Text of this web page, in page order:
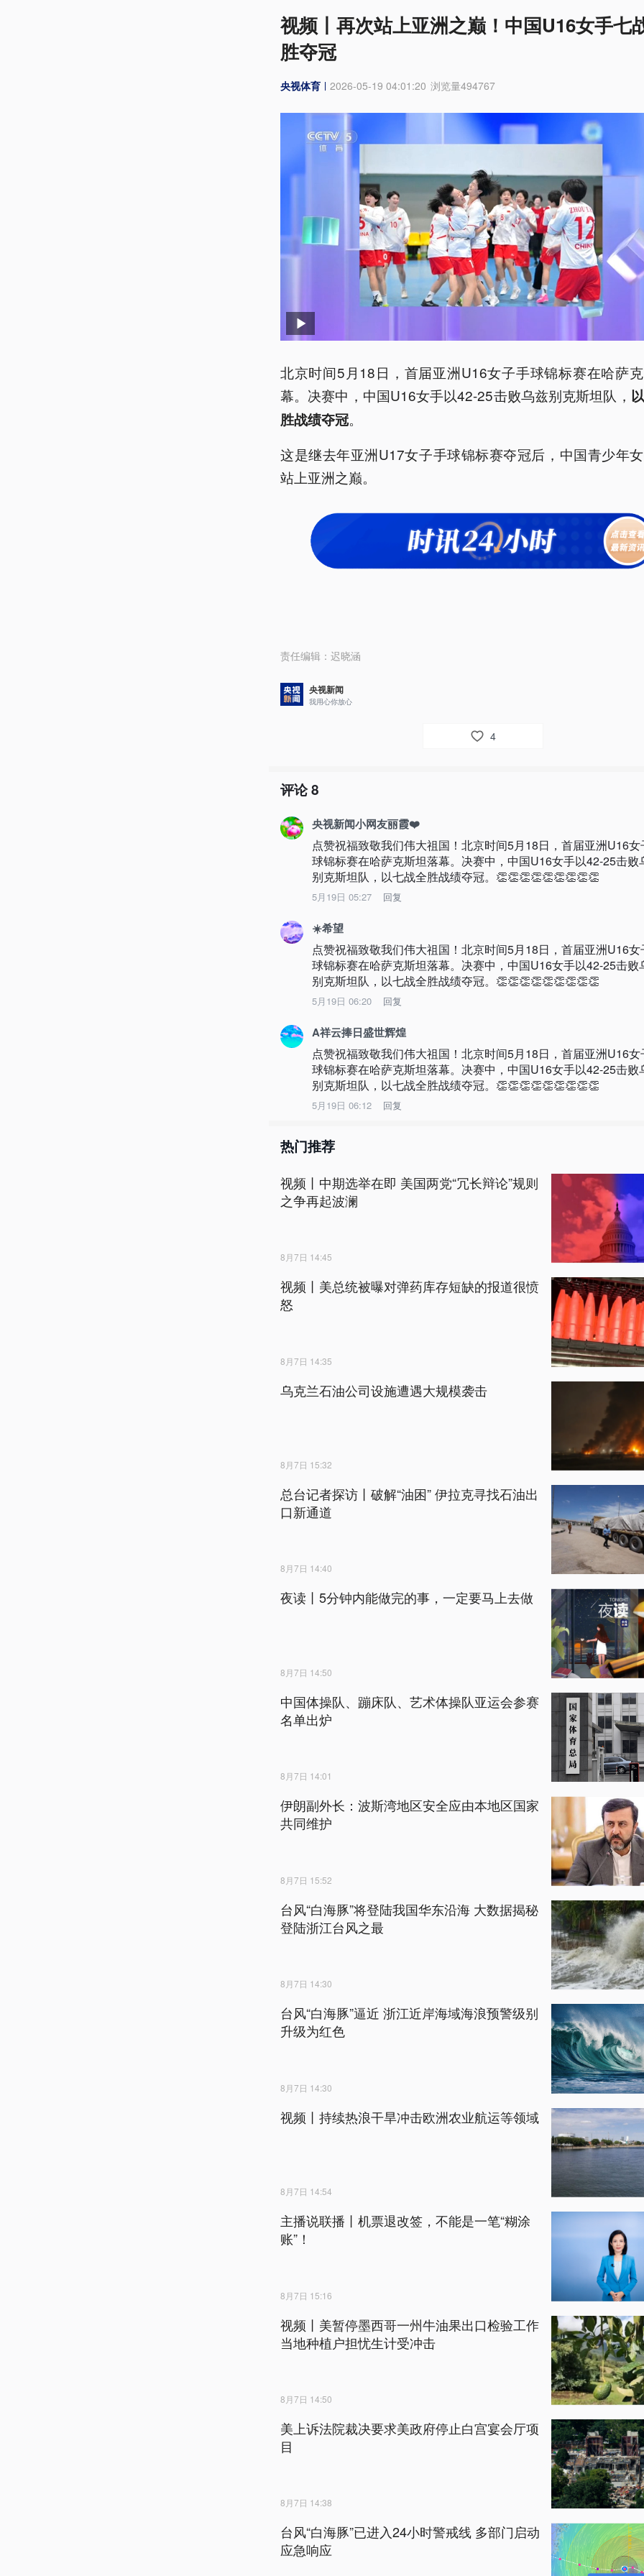
视频丨再次站上亚洲之巅！中国U16女手七
胜夺冠
央视体育 2026-05-19 04:01:20 浏览量494767
北京时间5月18日，首届亚洲U16女子手球锦标赛在哈萨
幕。决赛中，中国U16女手以42-25击败乌兹别克斯坦队，
胜战绩夺冠。
这是继去年亚洲U17女子手球锦标赛夺冠后，中国青少年
站上亚洲之巅。
责任编辑： 迟晓涵
央视新闻
我用心你放心
4
评论8
央视新闻小网友丽霞❤️
点赞祝福致敬我们伟大祖国！北京时间5月18日，首届亚洲U16女
球锦标赛在哈萨克斯坦落幕。决赛中，中国U16女手以42-25击败
别克斯坦队，以七战全胜战绩夺冠。👏👏👏👏👏👏👏👏👏
5月19日 05:27 回复
☀️希望
点赞祝福致敬我们伟大祖国！北京时间5月18日，首届亚洲U16女
球锦标赛在哈萨克斯坦落幕。决赛中，中国U16女手以42-25击败
别克斯坦队，以七战全胜战绩夺冠。👏👏👏👏👏👏👏👏👏
5月19日 06:20 回复
A祥云捧日盛世辉煌
点赞祝福致敬我们伟大祖国！北京时间5月18日，首届亚洲U16女
球锦标赛在哈萨克斯坦落幕。决赛中，中国U16女手以42-25击败
别克斯坦队，以七战全胜战绩夺冠。👏👏👏👏👏👏👏👏👏
5月19日 06:12 回复
热门推荐
视频丨中期选举在即 美国两党“冗长辩论”规则
之争再起波澜
8月7日 14:45
视频丨美总统被曝对弹药库存短缺的报道很愤
怒
8月7日 14:35
乌克兰石油公司设施遭遇大规模袭击
8月7日 15:32
总台记者探访丨破解“油困” 伊拉克寻找石油出
口新通道
8月7日 14:40
夜读丨5分钟内能做完的事，一定要马上去做
8月7日 14:50
中国体操队、蹦床队、艺术体操队亚运会参赛
名单出炉
8月7日 14:01
伊朗副外长：波斯湾地区安全应由本地区国家
共同维护
8月7日 15:52
台风“白海豚”将登陆我国华东沿海 大数据揭秘
登陆浙江台风之最
8月7日 14:30
台风“白海豚”逼近 浙江近岸海域海浪预警级别
升级为红色
8月7日 14:30
视频丨持续热浪干旱冲击欧洲农业航运等领域
8月7日 14:54
主播说联播丨机票退改签，不能是一笔“糊涂
账”！
8月7日 15:16
视频丨美暂停墨西哥一州牛油果出口检验工作
当地种植户担忧生计受冲击
8月7日 14:50
美上诉法院裁决要求美政府停止白宫宴会厅项
目
8月7日 14:38
台风“白海豚”已进入24小时警戒线 多部门启动
应急响应